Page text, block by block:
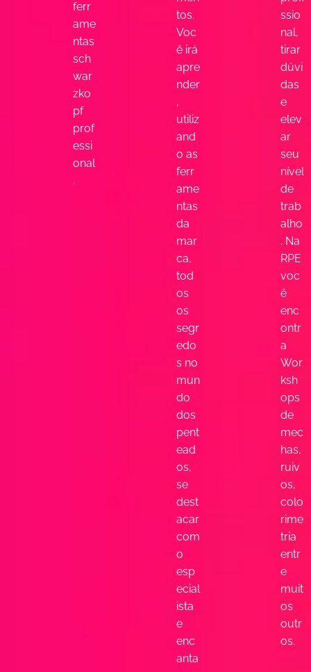
ferr
ame
ntas
sch
war
zko
pf
prof
essi
onal
.
tos.
Voc
ê irá
apre
nder
,
utiliz
and
o as
ferr
ame
ntas
da
mar
ca,
tod
os
os
segr
edo
s no
mun
do
dos
pent
ead
os,
se
dest
acar
com
o
esp
ecial
ista
e
enc
anta
ssio
nal,
tirar
dúvi
das
e
elev
ar
seu
nível
de
trab
alho
. Na
RPE
voc
ê
enc
ontr
a
Wor
ksh
ops
de
mec
has,
ruiv
os,
colo
rime
tria
entr
e
muit
os
outr
os.